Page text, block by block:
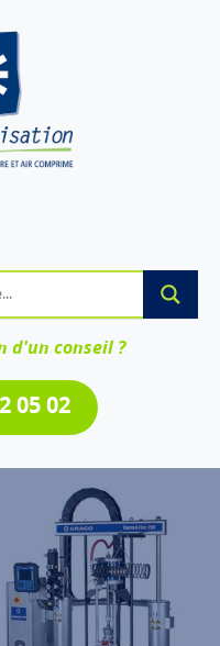
d'un conseil ?
05 02